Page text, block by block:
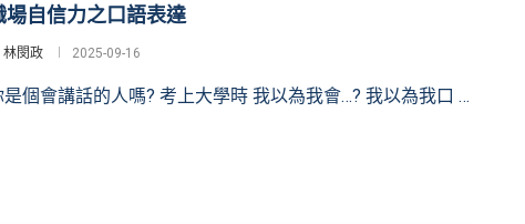
場自信力之口語表達
林閔政 2025-09-16
是個會講話的人嗎? 考上大學時 我以為我會…? 我以為我口 …